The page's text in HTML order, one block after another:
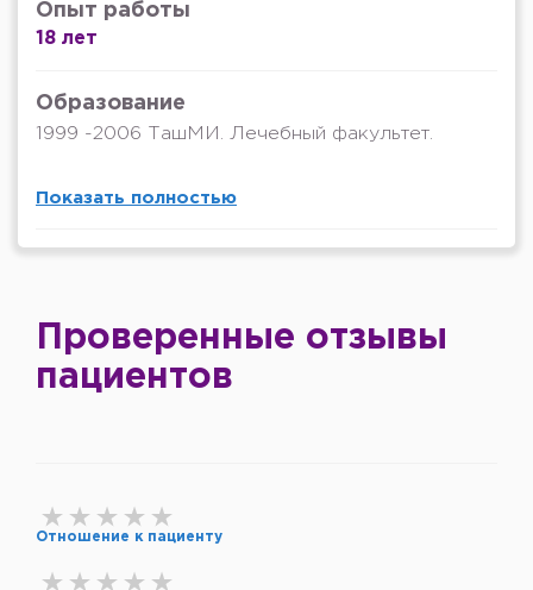
Опыт работы
18 лет
Образование
1999 -2006 ТашМИ. Лечебный факультет.
Показать полностью
Проверенные отзывы
пациентов
Отношение к пациенту